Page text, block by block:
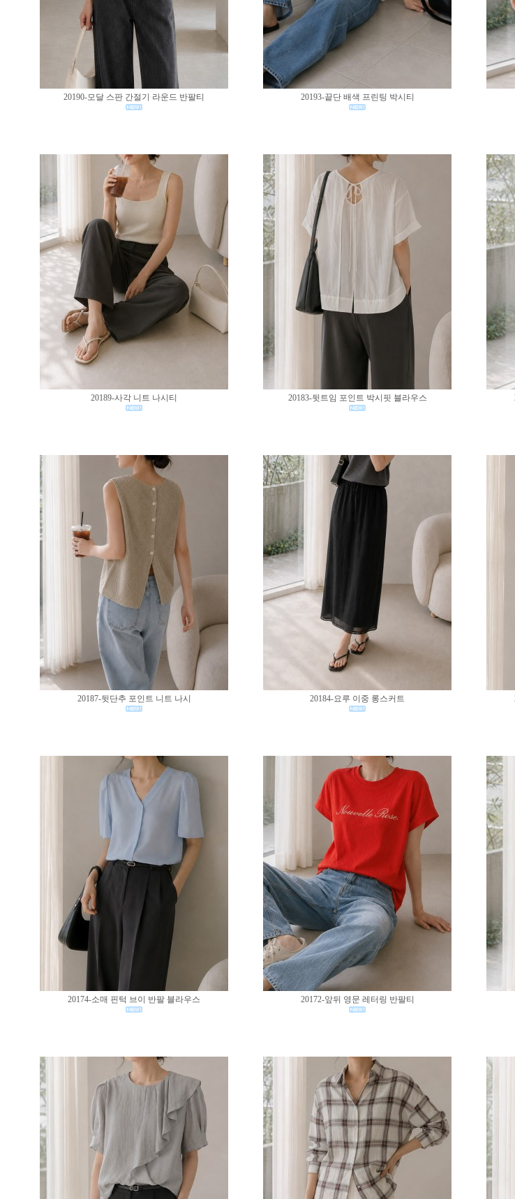
20190-모달 스판 간절기 라운드 반팔티 20193-끝단 배색 프린팅 박시티
20189-사각 니트 나시티 20183-뒷트임 포인트 박시핏 블라우스
20187-뒷단추 포인트 니트 나시 20184-요루 이중 롱스커트
20174-소매 핀턱 브이 반팔 블라우스 20172-앞뒤 영문 레터링 반팔티